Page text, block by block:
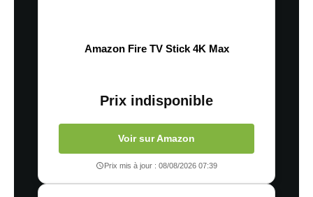
Amazon Fire TV Stick 4K Max
Prix indisponible
Voir sur Amazon
Prix mis à jour : 08/08/2026 07:39